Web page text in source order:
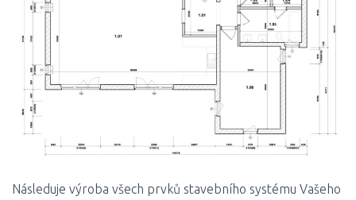
Následuje výroba všech prvků stavebního systému Vašeho